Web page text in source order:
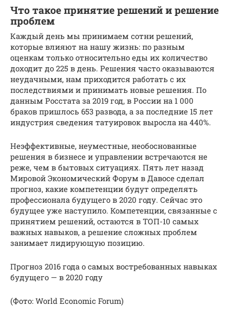
Что такое принятие решений и решение
проблем
Каждый день мы принимаем сотни решений,
которые влияют на нашу жизнь: по разным
оценкам только относительно еды их количество
доходит до 225 в день. Решения часто оказываются
неудачными, нам приходится работать с их
последствиями и принимать новые решения. По
данным Росстата за 2019 год, в России на 1 000
браков пришлось 653 развода, а за последние 15 лет
индустрия сведения татуировок выросла на 440%.
Неэффективные, неуместные, необоснованные
решения в бизнесе и управлении встречаются не
реже, чем в бытовых ситуациях. Пять лет назад
Мировой Экономический Форум в Давосе сделал
прогноз, какие компетенции будут определять
профессионала будущего в 2020 году. Сейчас это
будущее уже наступило. Компетенции, связанные с
принятием решений, остаются в ТОП-10 самых
важных навыков, а решение сложных проблем
занимает лидирующую позицию.
Прогноз 2016 года о самых востребованных навыках
будущего — в 2020 году
(Фото: World Economic Forum)